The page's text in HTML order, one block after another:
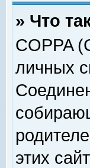
» Что
COPPA
личных
этих